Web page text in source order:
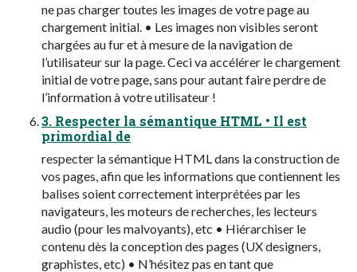
ne pas charger toutes les images de votre page au
chargement initial. • Les images non visibles seront
chargées au fur et à mesure de la navigation de
l’utilisateur sur la page. Ceci va accélérer le chargement
initial de votre page, sans pour autant faire perdre de
l’information à votre utilisateur !
3. Respecter la sémantique HTML • Il est
primordial de
respecter la sémantique HTML dans la construction de
vos pages, afin que les informations que contiennent les
balises soient correctement interprétées par les
navigateurs, les moteurs de recherches, les lecteurs
audio (pour les malvoyants), etc • Hiérarchiser le
contenu dès la conception des pages (UX designers,
graphistes, etc) • N’hésitez pas en tant que